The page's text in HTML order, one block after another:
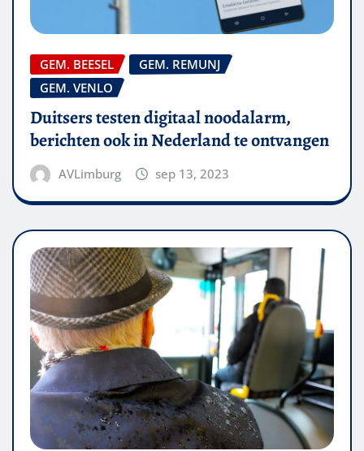
GEM. BEESEL
GEM. REMUNJ
GEM. VENLO
Duitsers testen digitaal noodalarm,
berichten ook in Nederland te ontvangen
AVLimburg sep 13, 2023